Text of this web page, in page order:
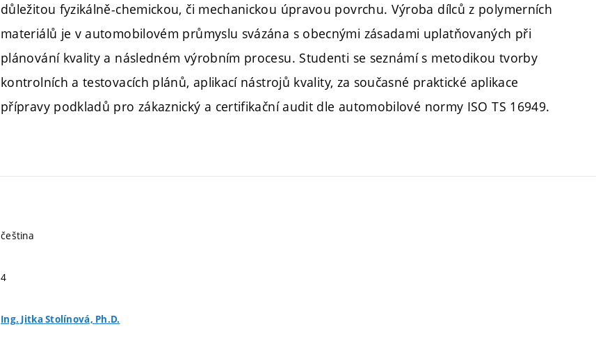
důležitou fyzikálně-chemickou, či mechanickou úpravou povrchu. Výroba dílců z polymerních
materiálů je v automobilovém průmyslu svázána s obecnými zásadami uplatňovaných při
plánování kvality a následném výrobním procesu. Studenti se seznámí s metodikou tvorby
kontrolních a testovacích plánů, aplikací nástrojů kvality, za současné praktické aplikace
přípravy podkladů pro zákaznický a certifikační audit dle automobilové normy ISO TS 16949.
čeština
4
Ing. Jitka Stolínová, Ph.D.